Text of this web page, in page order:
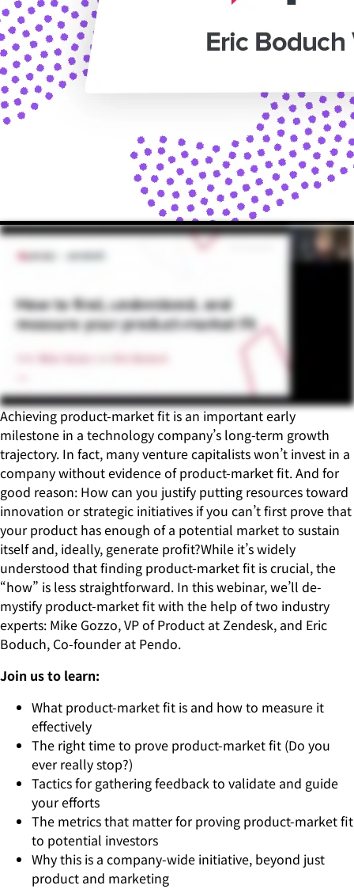
Achieving product-market fit is an important early
milestone in a technology company’s long-term growth
trajectory. In fact, many venture capitalists won’t invest in a
company without evidence of product-market fit. And for
good reason: How can you justify putting resources toward
innovation or strategic initiatives if you can’t first prove that
your product has enough of a potential market to sustain
itself and, ideally, generate profit?While it’s widely
understood that finding product-market fit is crucial, the
“how” is less straightforward. In this webinar, we’ll de-
mystify product-market fit with the help of two industry
experts: Mike Gozzo, VP of Product at Zendesk, and Eric
Boduch, Co-founder at Pendo.
Join us to learn:
What product-market fit is and how to measure it
effectively
The right time to prove product-market fit (Do you
ever really stop?)
Tactics for gathering feedback to validate and guide
your efforts
The metrics that matter for proving product-market fit
to potential investors
Why this is a company-wide initiative, beyond just
product and marketing